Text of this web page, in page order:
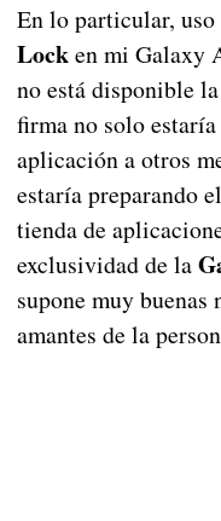
En lo particular,
Locken mi Galaxy
no está disponible
firma no solo
aplicación a otros
estaría preparando
tienda de
exclusividad de la
supone muy buenas
amantes de la